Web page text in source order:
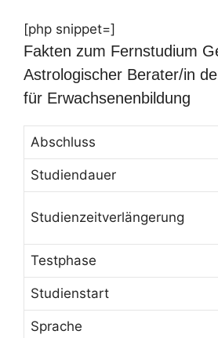
[php snippet=]
Fakten zum Fernstudium
Astrologischer Berater/in
für Erwachsenenbildung
Abschluss
Studiendauer
Studienzeitverlängerung
Testphase
Studienstart
Sprache